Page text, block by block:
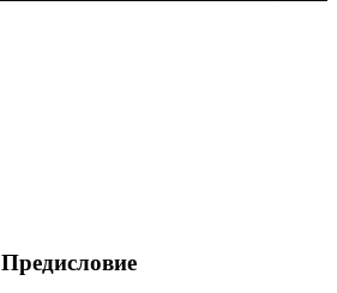
Предисловие